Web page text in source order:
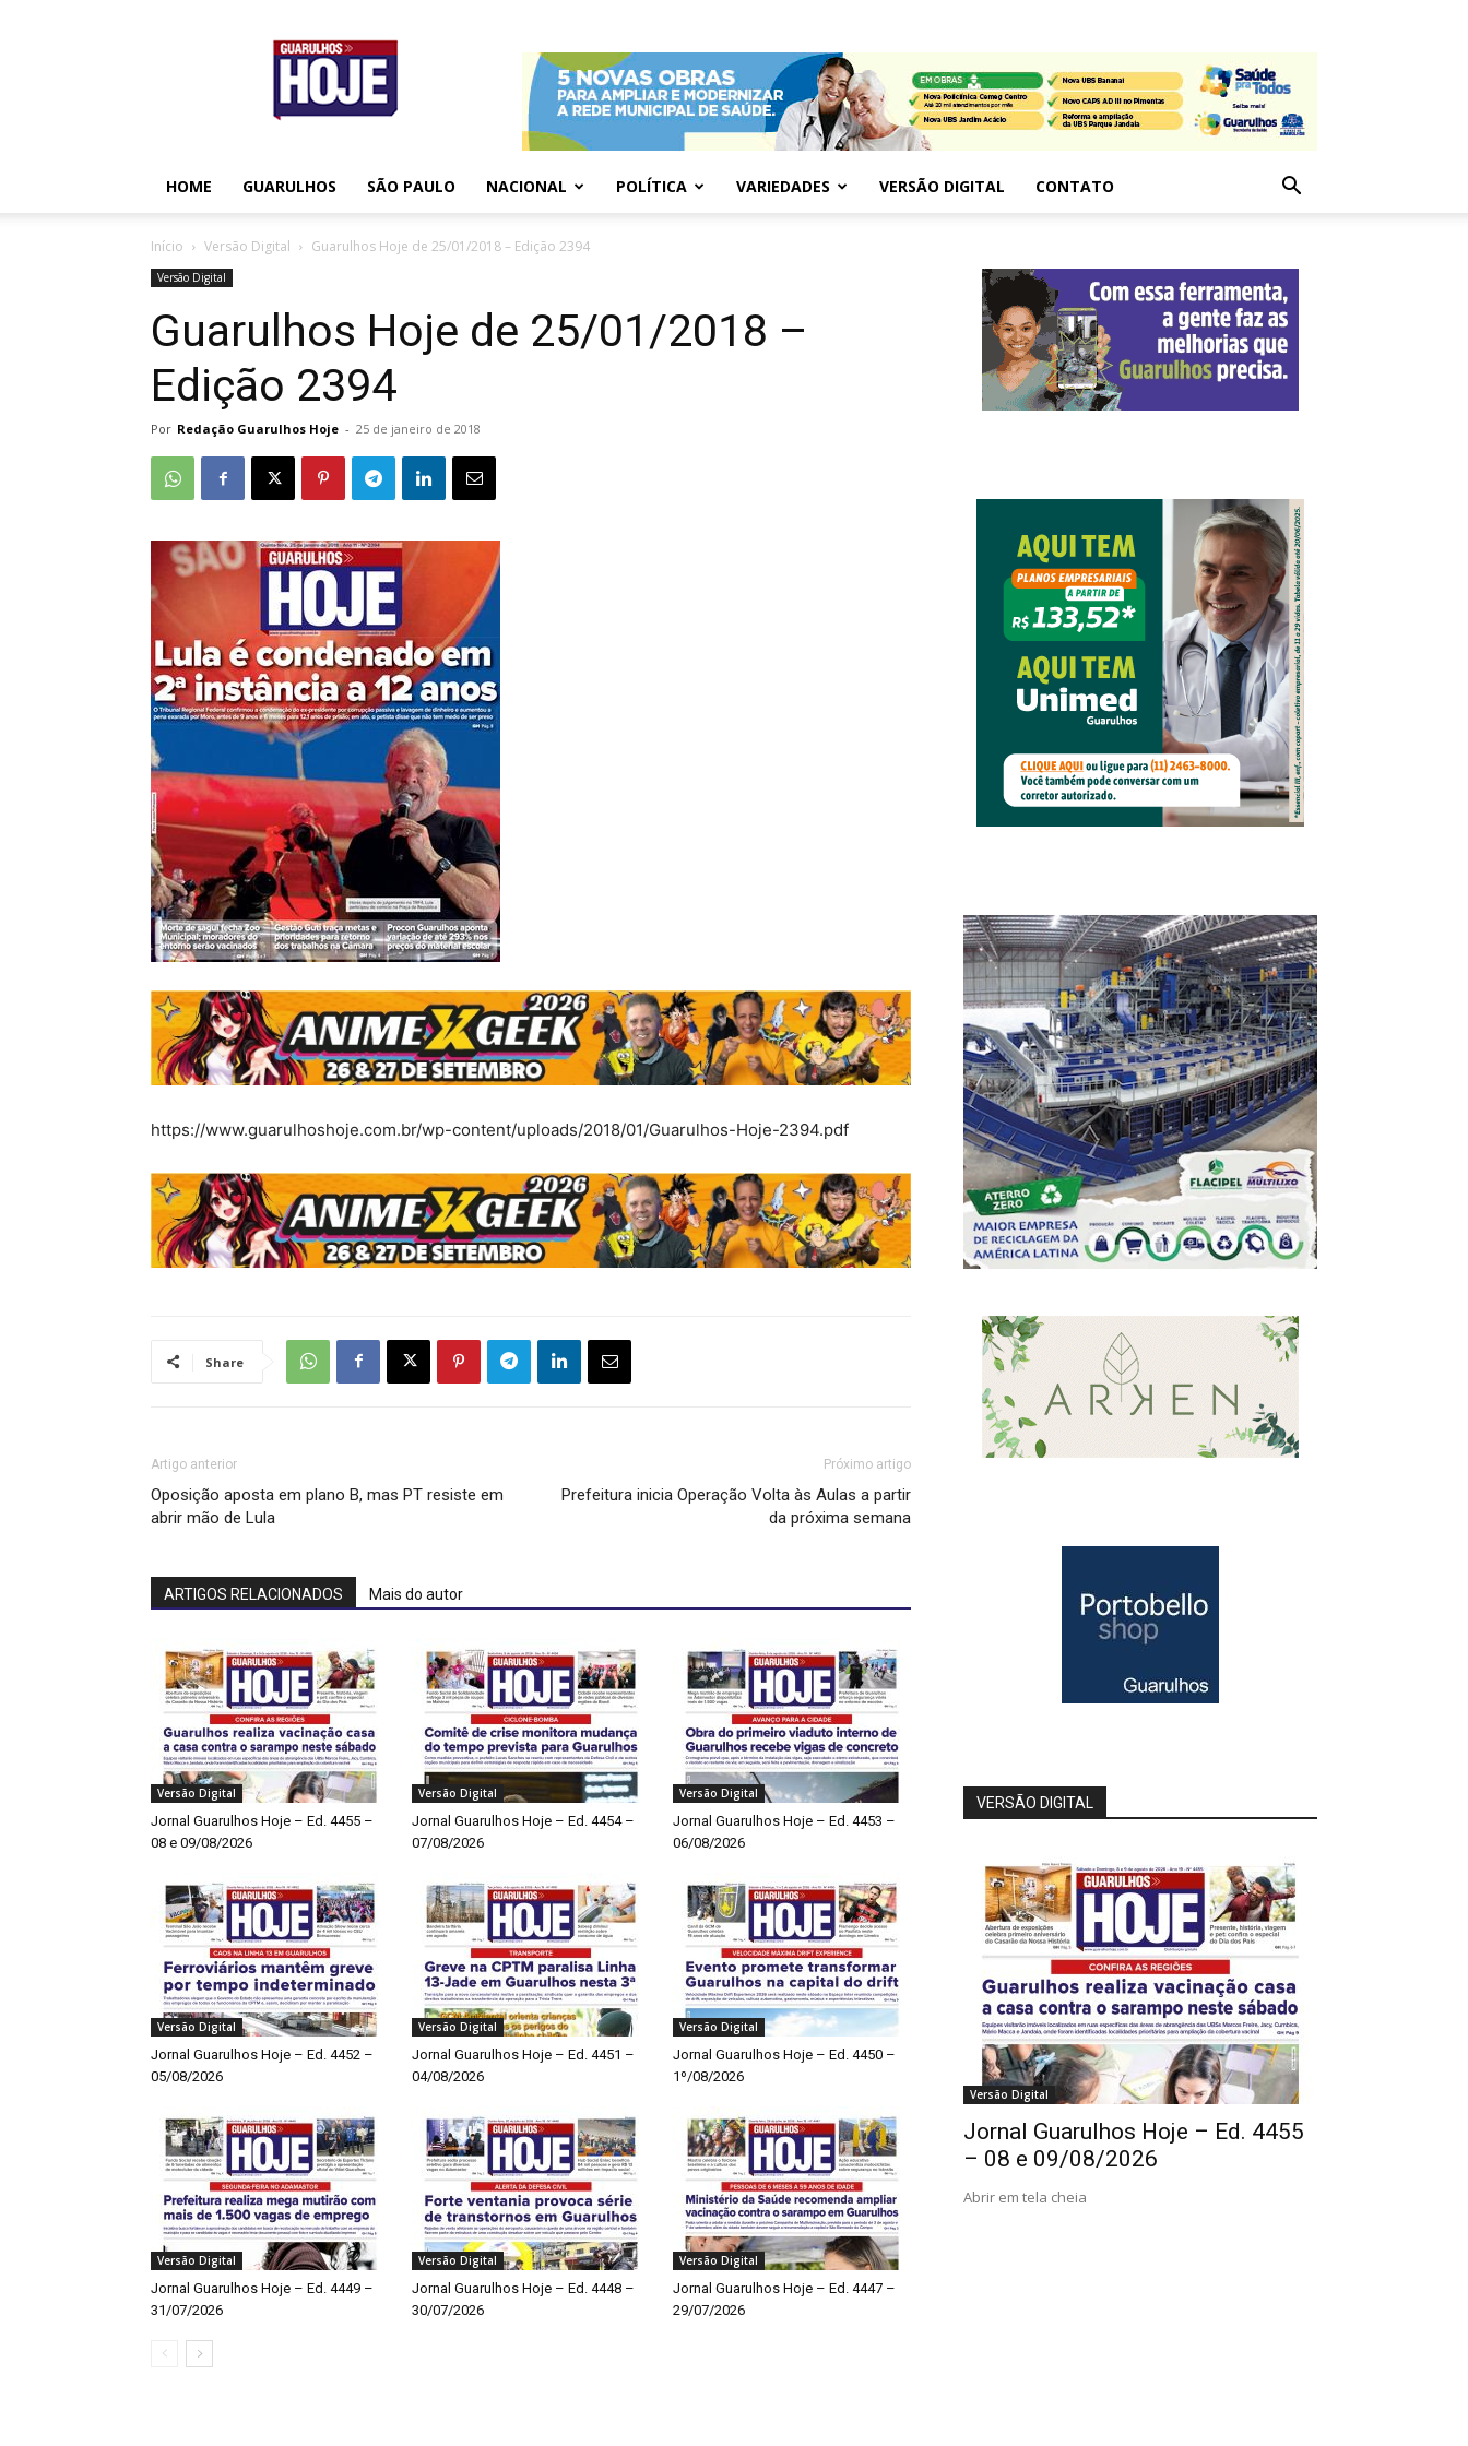
Guarulhos
Hoje
HOME GUARULHOS SÃO PAULO NACIONAL POLÍTICA VARIEDADES VERSÃO DIGITAL CONTATO
Início Versão Digital Guarulhos Hoje de 25/01/2018 – Edição 2394
Versão Digital
Guarulhos Hoje de 25/01/2018 –
Edição 2394
Por Redação Guarulhos Hoje - 25 de janeiro de 2018
https://www.guarulhoshoje.com.br/wp-content/uploads/2018/01/Guarulhos-Hoje-2394.pdf
Share
Artigo anterior
Oposição aposta em plano B, mas PT resiste em
abrir mão de Lula
Próximo artigo
Prefeitura inicia Operação Volta às Aulas a partir
da próxima semana
ARTIGOS RELACIONADOS Mais do autor
Versão Digital
Jornal Guarulhos Hoje – Ed. 4455 –
08 e 09/08/2026
Versão Digital
Jornal Guarulhos Hoje – Ed. 4454 –
07/08/2026
Versão Digital
Jornal Guarulhos Hoje – Ed. 4453 –
06/08/2026
Versão Digital
Jornal Guarulhos Hoje – Ed. 4452 –
05/08/2026
Versão Digital
Jornal Guarulhos Hoje – Ed. 4451 –
04/08/2026
Versão Digital
Jornal Guarulhos Hoje – Ed. 4450 –
1º/08/2026
Versão Digital
Jornal Guarulhos Hoje – Ed. 4449 –
31/07/2026
Versão Digital
Jornal Guarulhos Hoje – Ed. 4448 –
30/07/2026
Versão Digital
Jornal Guarulhos Hoje – Ed. 4447 –
29/07/2026
VERSÃO DIGITAL
Versão Digital
Jornal Guarulhos Hoje – Ed. 4455
– 08 e 09/08/2026
Abrir em tela cheia